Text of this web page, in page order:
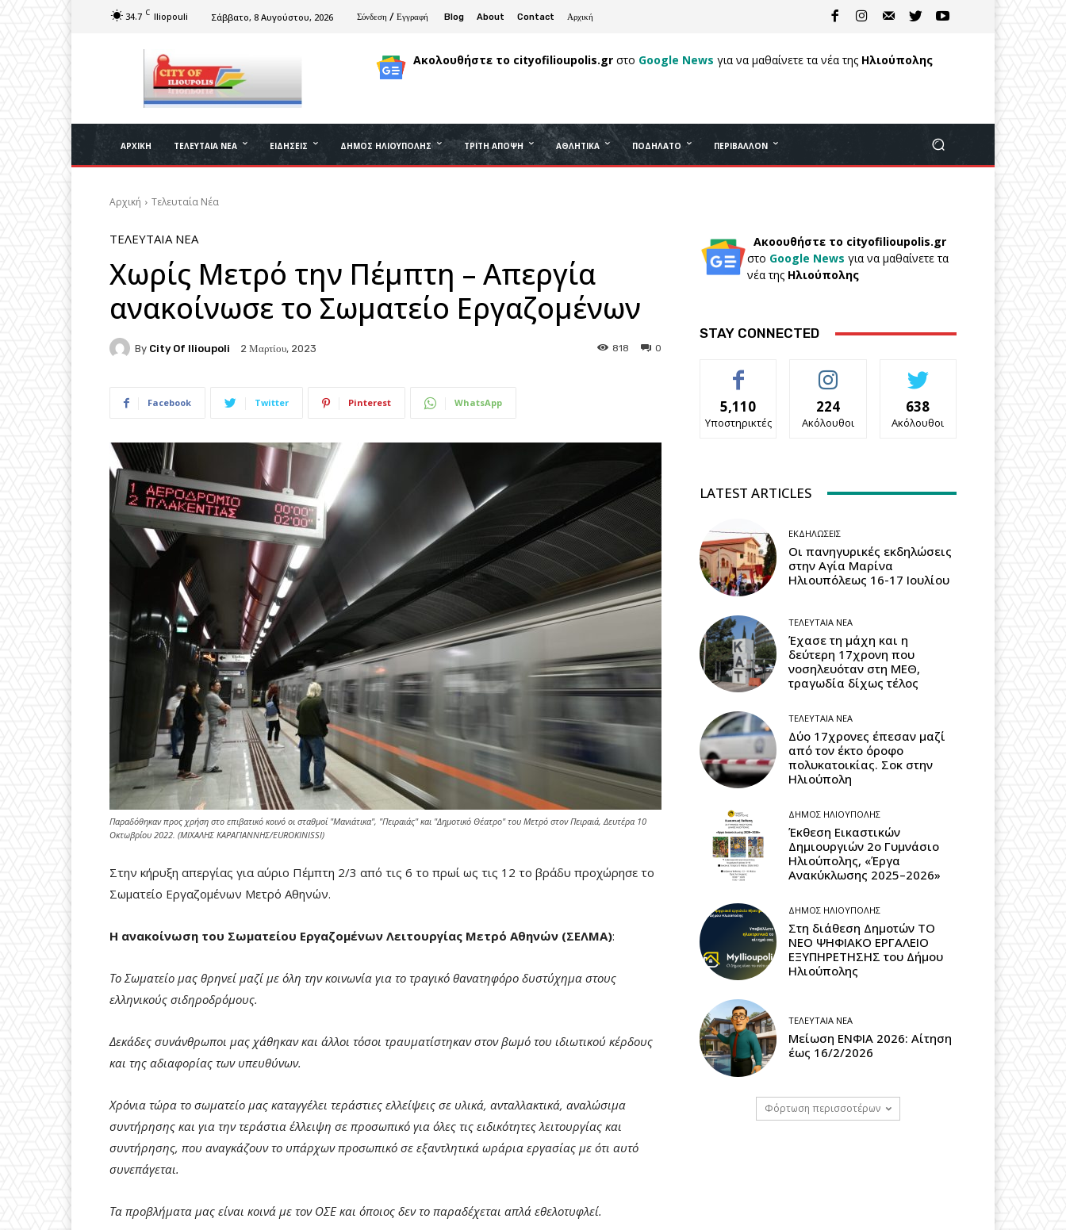
34.7 C Iliopouli Σάββατο, 8 Αυγούστου, 2026 Σύνδεση / Εγγραφή Blog About Contact Αρχική
Ακολουθήστε το cityofilioupolis.gr στο Google News για να μαθαίνετε τα νέα της Ηλιούπολης
ΑΡΧΙΚΉ ΤΕΛΕΥΤΑΊΑ ΝΈΑ ΕΙΔΉΣΕΙΣ ΔΉΜΟΣ ΗΛΙΟΎΠΟΛΗΣ ΤΡΊΤΗ ΆΠΟΨΗ ΑΘΛΗΤΙΚΆ ΠΟΔΉΛΑΤΟ ΠΕΡΙΒΆΛΛΟΝ
Αρχική Τελευταία Νέα
ΤΕΛΕΥΤΑΊΑ ΝΈΑ
Χωρίς Μετρό την Πέμπτη – Απεργία
ανακοίνωσε το Σωματείο Εργαζομένων
By City Of Ilioupoli 2 Μαρτίου, 2023 0
818
Facebook Twitter Pinterest WhatsApp
Παραδόθηκαν προς χρήση στο επιβατικό κοινό οι σταθμοί "Μανιάτικα", "Πειραιάς" και "Δημοτικό Θέατρο" του Μετρό στον Πειραιά, Δευτέρα 10
Οκτωβρίου 2022. (ΜΙΧΑΛΗΣ ΚΑΡΑΓΙΑΝΝΗΣ/EUROKINISSI)
Στην κήρυξη απεργίας για αύριο Πέμπτη 2/3 από τις 6 το πρωί ως τις 12 το βράδυ προχώρησε το
Σωματείο Εργαζομένων Μετρό Αθηνών.
Η ανακοίνωση του Σωματείου Εργαζομένων Λειτουργίας Μετρό Αθηνών (ΣΕΛΜΑ):
Το Σωματείο μας θρηνεί μαζί με όλη την κοινωνία για το τραγικό θανατηφόρο δυστύχημα στους
ελληνικούς σιδηροδρόμους.
Δεκάδες συνάνθρωποι μας χάθηκαν και άλλοι τόσοι τραυματίστηκαν στον βωμό του ιδιωτικού κέρδους
και της αδιαφορίας των υπευθύνων.
Χρόνια τώρα το σωματείο μας καταγγέλει τεράστιες ελλείψεις σε υλικά, ανταλλακτικά, αναλώσιμα
συντήρησης και για την τεράστια έλλειψη σε προσωπικό για όλες τις ειδικότητες λειτουργίας και
συντήρησης, που αναγκάζουν το υπάρχων προσωπικό σε εξαντλητικά ωράρια εργασίας με ότι αυτό
συνεπάγεται.
Τα προβλήματα μας είναι κοινά με τον ΟΣΕ και όποιος δεν το παραδέχεται απλά εθελοτυφλεί.
Ακοουθήστε το cityofilioupolis.gr
στο Google News για να μαθαίνετε τα
νέα της Ηλιούπολης
STAY CONNECTED
5,110
Υποστηρικτές
224
Ακόλουθοι
638
Ακόλουθοι
LATEST ARTICLES
ΕΚΔΗΛΏΣΕΙΣ
Οι πανηγυρικές εκδηλώσεις
στην Αγία Μαρίνα
Ηλιουπόλεως 16-17 Ιουλίου
ΤΕΛΕΥΤΑΊΑ ΝΈΑ
Έχασε τη μάχη και η
δεύτερη 17χρονη που
νοσηλευόταν στη ΜΕΘ,
τραγωδία δίχως τέλος
ΤΕΛΕΥΤΑΊΑ ΝΈΑ
Δύο 17χρονες έπεσαν μαζί
από τον έκτο όροφο
πολυκατοικίας. Σοκ στην
Ηλιούπολη
ΔΉΜΟΣ ΗΛΙΟΎΠΟΛΗΣ
Έκθεση Εικαστικών
Δημιουργιών 2ο Γυμνάσιο
Ηλιούπολης, «Έργα
Ανακύκλωσης 2025–2026»
ΔΉΜΟΣ ΗΛΙΟΎΠΟΛΗΣ
Στη διάθεση Δημοτών ΤΟ
ΝΕΟ ΨΗΦΙΑΚΟ ΕΡΓΑΛΕΙΟ
ΕΞΥΠΗΡΕΤΗΣΗΣ του Δήμου
Ηλιούπολης
ΤΕΛΕΥΤΑΊΑ ΝΈΑ
Μείωση ΕΝΦΙΑ 2026: Αίτηση
έως 16/2/2026
Φόρτωση περισσοτέρων